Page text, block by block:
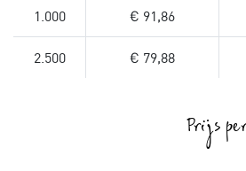
1.000 € 91,86
2.500 € 79,88
Prijs